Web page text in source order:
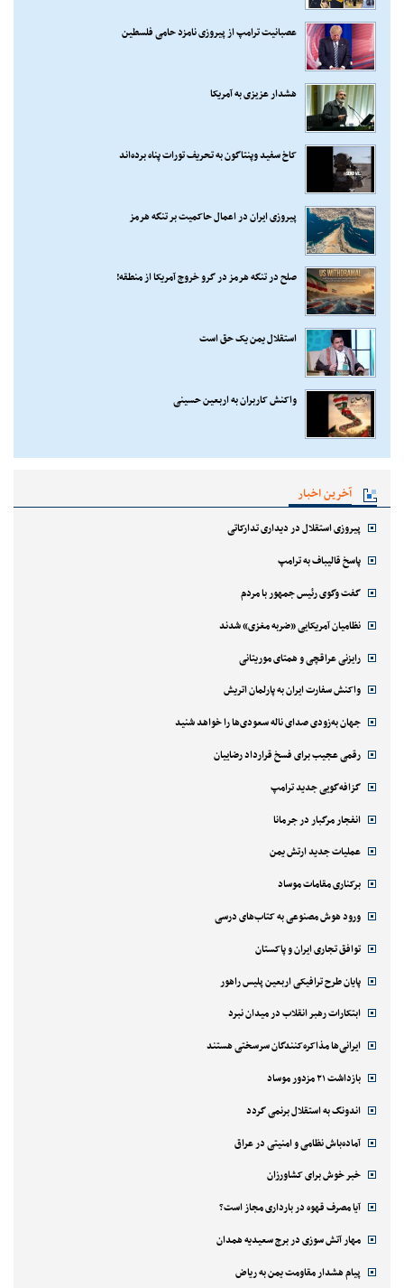
عصبانیت ترامپ از پیروزی نامزد حامی فلسطین
هشدار عزیزی به آمریکا
کاخ سفید وپنتاگون به تحریف تورات پناه برده‌اند
پیروزی ایران در اعمال حاکمیت بر تنگه هرمز
صلح در تنگه هرمز در گرو خروج آمریکا از منطقه!
استقلال یمن یک حق است
واکنش کاربران به اربعین حسینی
آخرین اخبار
پیروزی استقلال در دیداری تدارکاتی
پاسخ قالیباف به ترامپ
گفت وگوی رئیس جمهور با مردم
نظامیان آمریکایی «ضربه مغزی» شدند
رایزنی عراقچی و همتای موریتانی
واکنش سفارت ایران به پارلمان اتریش
جهان به‌زودی صدای ناله سعودی‌ها را خواهد شنید
رقمی عجیب برای فسخ قرارداد رضاییان
گزافه‌گویی جدید ترامپ
انفجار مرگبار در جرمانا
عملیات جدید ارتش یمن
برکناری مقامات موساد
ورود هوش مصنوعی به کتاب‌های درسی
توافق تجاری ایران و پاکستان
پایان طرح ترافیکی اربعین پلیس راهور
ابتکارات رهبر انقلاب در میدان نبرد
ایرانی‌ها مذاکره‌کنندگان سرسختی هستند
بازداشت ۲۱ مزدور موساد
اندونگ به استقلال برنمی گردد
آماده‌باش نظامی و امنیتی در عراق
خبر خوش برای کشاورزان
آیا مصرف قهوه در بارداری مجاز است؟
مهار آتش سوزی در برج سعیدیه همدان
پیام هشدار مقاومت یمن به ریاض